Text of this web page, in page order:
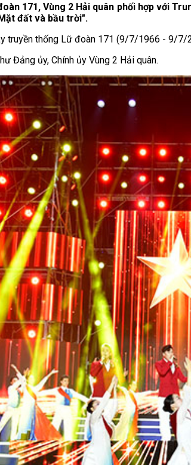
171, Vùng 2 Hải quân phối hợp với
đất và bầu trời".
truyền thống Lữ đoàn 171 (9/7/1966 - 9/7/
Đảng ủy, Chính ủy Vùng 2 Hải quân.